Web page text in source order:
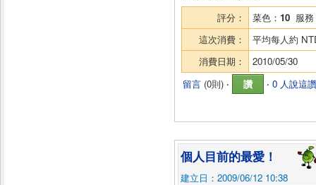
評分： 菜色： 10服務
這次消費：
平均每人約
消費日期：
2010/05/30
留言(0則) ‧ 讚 ‧ 0 人說這讚
個人目前的最愛！
建立日：2009/06/12 10:38